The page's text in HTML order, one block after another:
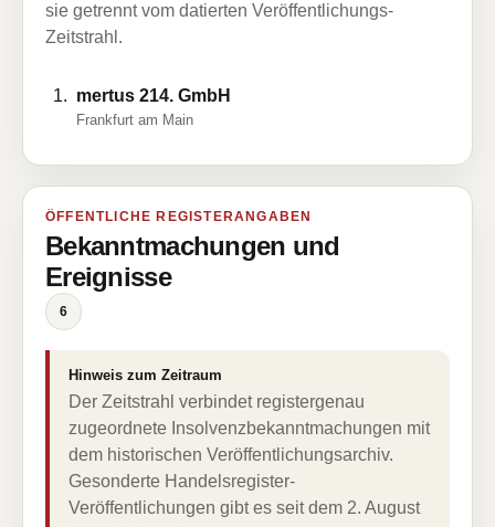
sie getrennt vom datierten Veröffentlichungs-
Zeitstrahl.
mertus 214. GmbH
Frankfurt am Main
ÖFFENTLICHE REGISTERANGABEN
Bekanntmachungen und
Ereignisse
6
Hinweis zum Zeitraum
Der Zeitstrahl verbindet registergenau
zugeordnete Insolvenzbekanntmachungen mit
dem historischen Veröffentlichungsarchiv.
Gesonderte Handelsregister-
Veröffentlichungen gibt es seit dem 2. August